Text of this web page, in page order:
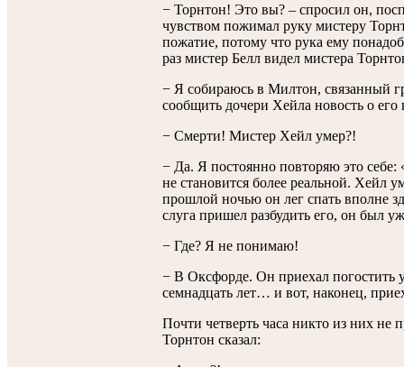
− Торнтон! Это вы? – спросил он,
чувством пожимал руку мистеру
пожатие, потому что рука ему
раз мистер Белл видел мистера
− Я собираюсь в Милтон, связанный
сообщить дочери Хейла новость о его
− Смерти! Мистер Хейл умер?!
− Да. Я постоянно повторяю это себе:
не становится более реальной. Хейл
прошлой ночью он лег спать вполне
слуга пришел разбудить его, он был
− Где? Я не понимаю!
− В Оксфорде. Он приехал
семнадцать лет… и вот, наконец,
Почти четверть часа никто из них не
Торнтон сказал: